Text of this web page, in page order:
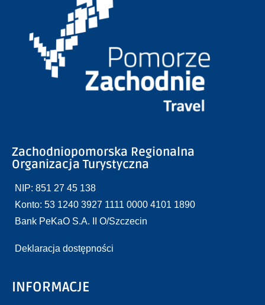
Zachodniopomorska Regionalna
Organizacja Turystyczna
NIP: 851 27 45 138
Konto: 53 1240 3927 1111 0000 4101 1890
Bank PeKaO S.A. II O/Szczecin
Deklaracja dostępności
INFORMACJE